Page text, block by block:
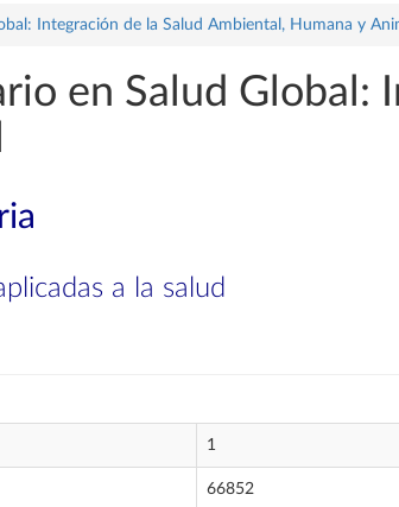
Integración de la Salud Ambiental, Humana y
en Salud Global:
a la salud
1
66852